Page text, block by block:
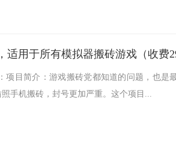
项目简介：游戏搬砖党都知道的问题，也是
手机搬砖，封号更加严重。这个项目...